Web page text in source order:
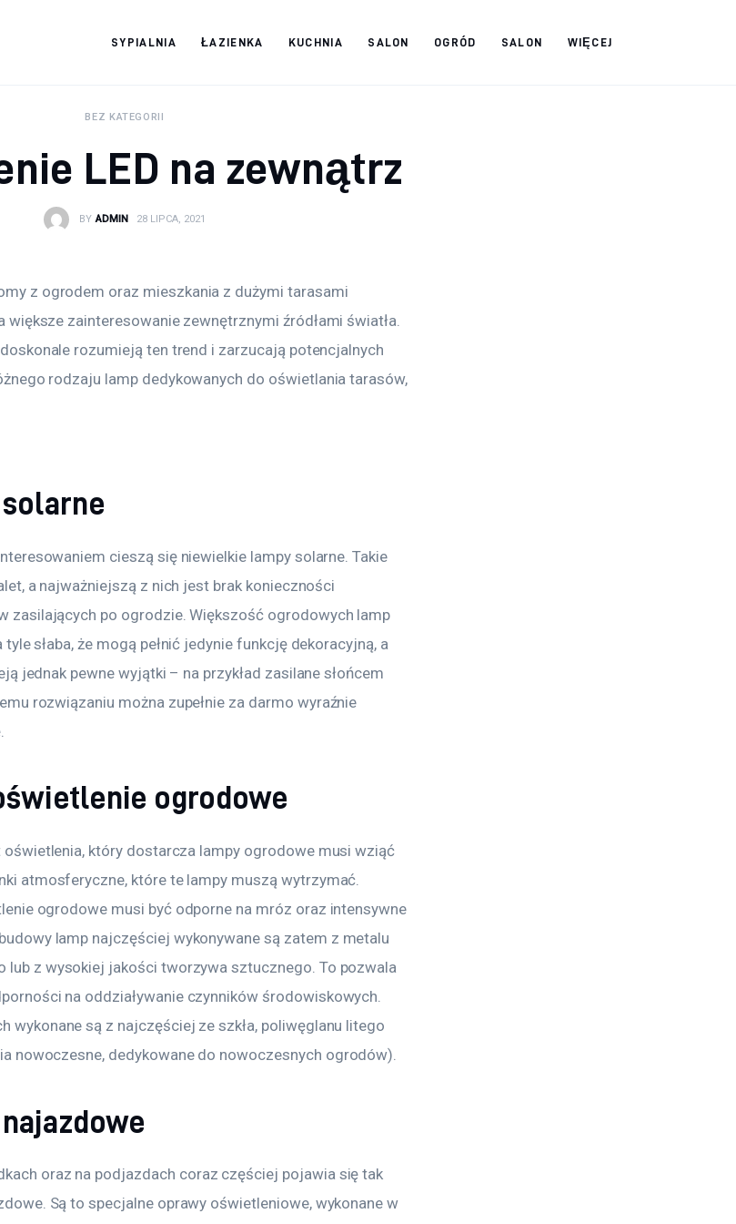
SYPIALNIA ŁAZIENKA KUCHNIA SALON OGRÓD SALON WIĘCEJ
BEZ KATEGORII
LED na zewnątrz
BY ADMIN 28 LIPCA, 2021
z ogrodem oraz mieszkania z dużymi tarasami
większe zainteresowanie zewnętrznymi źródłami światła.
rozumieją ten trend i zarzucają potencjalnych
rodzaju lamp dedykowanych do oświetlania tarasów,
cieszą się niewielkie lampy solarne. Takie
a najważniejszą z nich jest brak konieczności
zasilających po ogrodzie. Większość ogrodowych lamp
słaba, że mogą pełnić jedynie funkcję dekoracyjną, a
jednak pewne wyjątki – na przykład zasilane słońcem
rozwiązaniu można zupełnie za darmo wyraźnie
ogrodowe
oświetlenia, który dostarcza lampy ogrodowe musi wziąć
atmosferyczne, które te lampy muszą wytrzymać.
ogrodowe musi być odporne na mróz oraz intensywne
lamp najczęściej wykonywane są zatem z metalu
lub z wysokiej jakości tworzywa sztucznego. To pozwala
na oddziaływanie czynników środowiskowych.
wykonane są z najczęściej ze szkła, poliwęglanu litego
nowoczesne, dedykowane do nowoczesnych ogrodów).
oraz na podjazdach coraz częściej pojawia się tak
Są to specjalne oprawy oświetleniowe, wykonane w